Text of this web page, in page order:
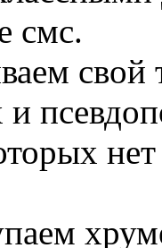
смс.
свой
и